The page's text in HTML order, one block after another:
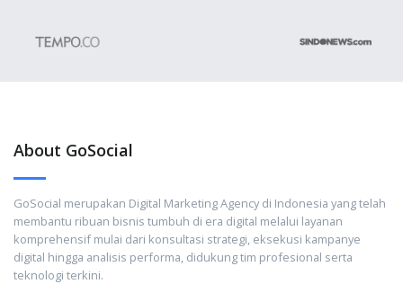
About GoSocial
GoSocial merupakan Digital Marketing Agency di Indonesia yang telah
membantu ribuan bisnis tumbuh di era digital melalui layanan
komprehensif mulai dari konsultasi strategi, eksekusi kampanye
digital hingga analisis performa, didukung tim profesional serta
teknologi terkini.